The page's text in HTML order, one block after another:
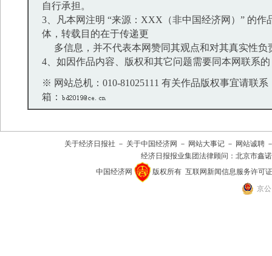
自行承担。
3、凡本网注明 “来源：XXX（非中国经济网）” 的作
体，转载目的在于传递更
多信息，并不代表本网赞同其观点和对其真实性负
4、如因作品内容、版权和其它问题需要同本网联系
※ 网站总机：010-81025111 有关作品版权事宜请联系
箱：
关于经济日报社 － 关于中国经济网 － 网站大事记 － 网站诚聘
经济日报报业集团法律顾问： 北京市鑫
中国经济网
版权所有 互联网新闻信息服务许可证
京公